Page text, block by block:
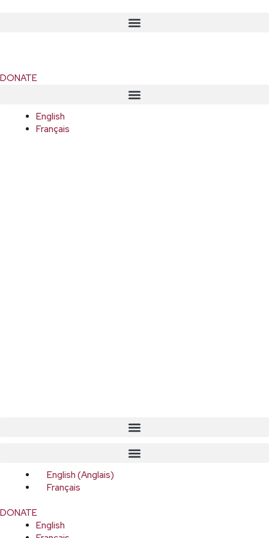
DONATE
English
Français
English (Anglais)
Français
DONATE
English